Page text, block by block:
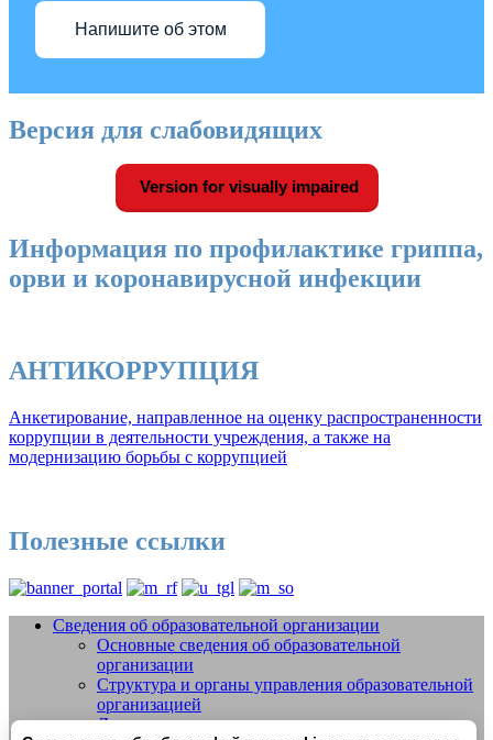
Напишите об этом
Версия для слабовидящих
Version for visually impaired
Информация по профилактике гриппа,
орви и коронавирусной инфекции
АНТИКОРРУПЦИЯ
Анкетирование, направленное на оценку распространенности
коррупции в деятельности учреждения, а также на
модернизацию борьбы с коррупцией
Полезные ссылки
Добро пожаловать на сайт МБУДО
СШОР №14 "Жигули" г.о. Тольятти
Сведения об образовательной организации
Основные сведения об образовательной
организации
Структура и органы управления образовательной
организацией
Документы